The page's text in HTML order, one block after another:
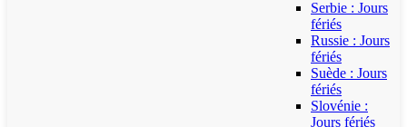
Serbie : Jours
fériés
Russie : Jours
fériés
Suède : Jours
fériés
Slovénie :
Jours fériés